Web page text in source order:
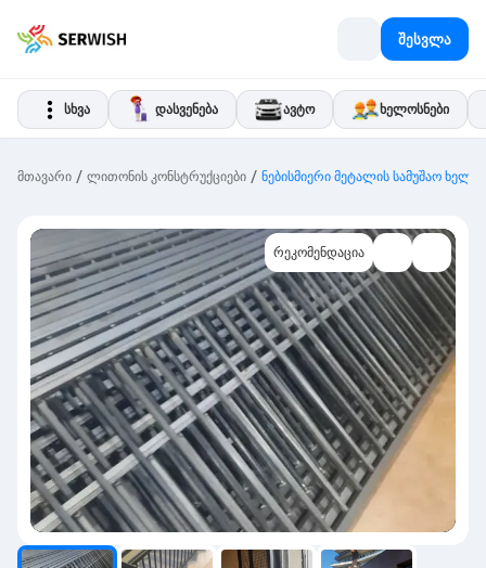
შესვლა
სხვა დასვენება ავტო ხელოსნები
მთავარი / ლითონის კონსტრუქციები / ნებისმიერი მეტალის სამუშაო
რეკომენდაცია